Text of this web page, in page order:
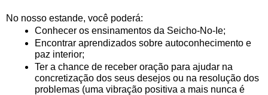
No nosso estande, você poderá:
Conhecer os ensinamentos da Seicho-No-Ie;
Encontrar aprendizados sobre autoconhecimento e
paz interior;
Ter a chance de receber oração para ajudar na
concretização dos seus desejos ou na resolução dos
problemas (uma vibração positiva a mais nunca é